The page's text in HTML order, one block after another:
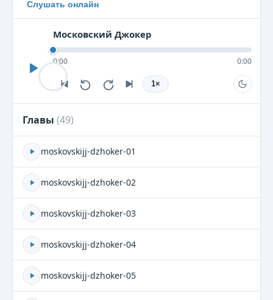
Слушать онлайн
Московский Джокер
0:00 0:00
1×
Главы (49)
moskovskijj-dzhoker-01
moskovskijj-dzhoker-02
moskovskijj-dzhoker-03
moskovskijj-dzhoker-04
moskovskijj-dzhoker-05